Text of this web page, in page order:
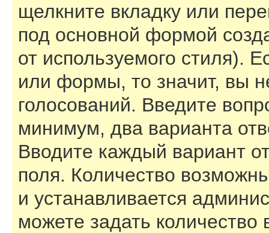
щелкните вкладку или
под основной формой
от используемого стиля).
или формы, то значит, вы
голосований. Введите
минимум, два варианта
Вводите каждый вариант
поля. Количество
и устанавливается
можете задать количество